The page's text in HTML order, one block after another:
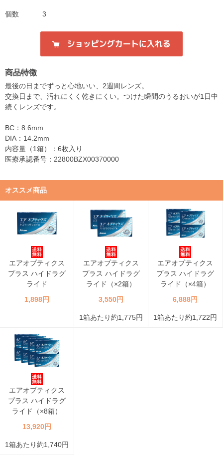
個数 3
商品特徴
最後の日までずっと心地いい、2週間レンズ。
交換日まで、汚れにくく乾きにくい。つけた瞬間のうるおいが1日中
続くレンズです。
BC：8.6mm
DIA：14.2mm
内容量（1箱）：6枚入り
医療承認番号：22800BZX00370000
オススメ商品
エアオプティクス
プラス ハイドラグ
ライド
1,898円
エアオプティクス
プラス ハイドラグ
ライド（×2箱）
3,550円
1箱あたり約1,775円
エアオプティクス
プラス ハイドラグ
ライド（×4箱）
6,888円
1箱あたり約1,722円
エアオプティクス
プラス ハイドラグ
ライド（×8箱）
13,920円
1箱あたり約1,740円